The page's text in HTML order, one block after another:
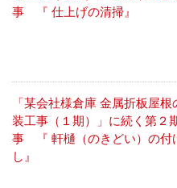
事 『 仕上げの清掃』
「某会社様倉庫 金属折板屋根
装工事（１期）」に続く第２
事 『 軒樋（のきどい）の付
し』